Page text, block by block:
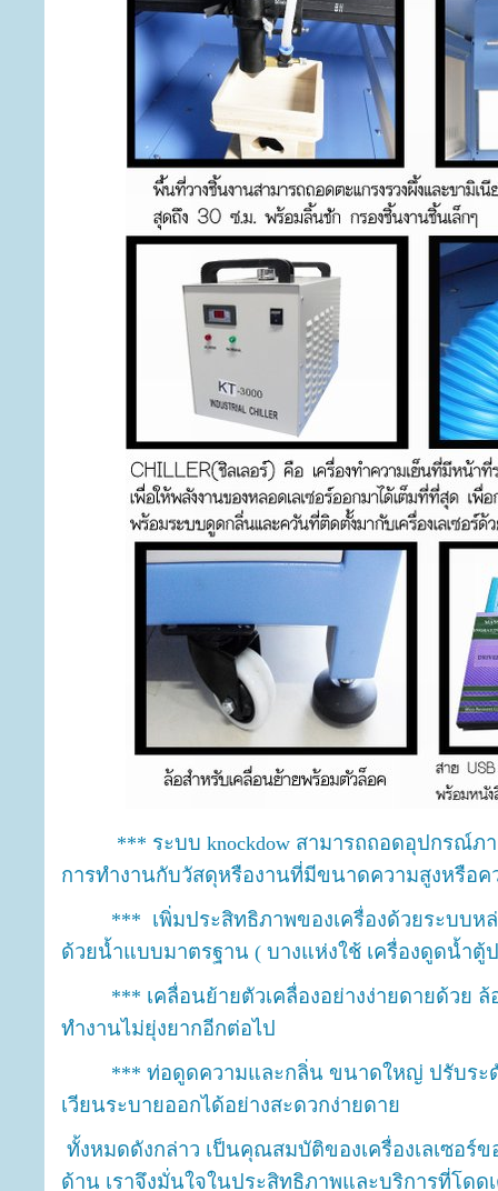
*** ระบบเชื่อมต่อ USB 2.0 รวดเร็ว แม่นยำ
เครื่องต้นทาง ทำให้ทำงานได้โดยไม่สะดุด
*** อุปกรณ์มาตรฐานภายในเครื่อง เลือกใช้
ทนทาน และเที่ยงตรง อาทิเช่น ตัวเครื่องเหล็กห
ด้วยสี Epoxy วาล์วทองเหลืองปิดเปิดระบบลม แ
*** ชุดรางเลื่อนหัวยิงและหัวตัด ใช้ระบบโซ่
เคลื่อนตัวที่นุ่มนวล จึงทำให้งานที่ได้มีความเรียบ
*** ตู้เก็บของที่ฐานเครื่อง เปิดได้กว้างเกือบ
ได้มากมาย ประหยัดเนื้อที่ เพิ่มความคุ้มค่าของกา
*** Cover ประตู เป็นพลาสติกใส มองเห็นชิ้น
และเพิ่มความปลอดภัยแก่ผู้ใช้งาน